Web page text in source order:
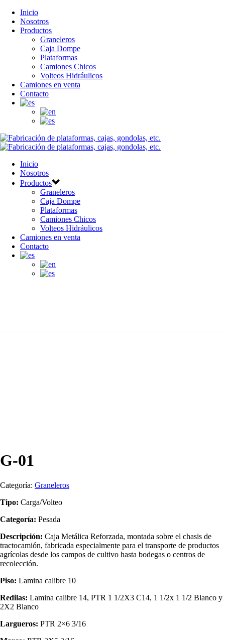
Inicio
Nosotros
Productos
Graneleros
Caja Dompe
Plataformas
Camiones Chicos
Volteos Hidráulicos
Camiones en venta
Contacto
Inicio
Nosotros
Productos
Graneleros
Caja Dompe
Plataformas
Camiones Chicos
Volteos Hidráulicos
Camiones en venta
Contacto
G-01
Categoría: Graneleros
Tipo: Carga/Volteo
Categoría: Pesada
Descripción: Caja Metálica Reforzada, montada sobre el chasis de
tractocamión, fabricada especialmente para el transporte de productos
agrícolas desde los campos de cultivo hasta bodegas o centros de
recolección.
Piso: Lamina calibre 10
Redilas: Lamina calibre 14, PTR 1 1/2X3 C14, 1 1/2x 1 1/2 Blanco y
2X2 Blanco
Largueros: PTR 2×6 3/16